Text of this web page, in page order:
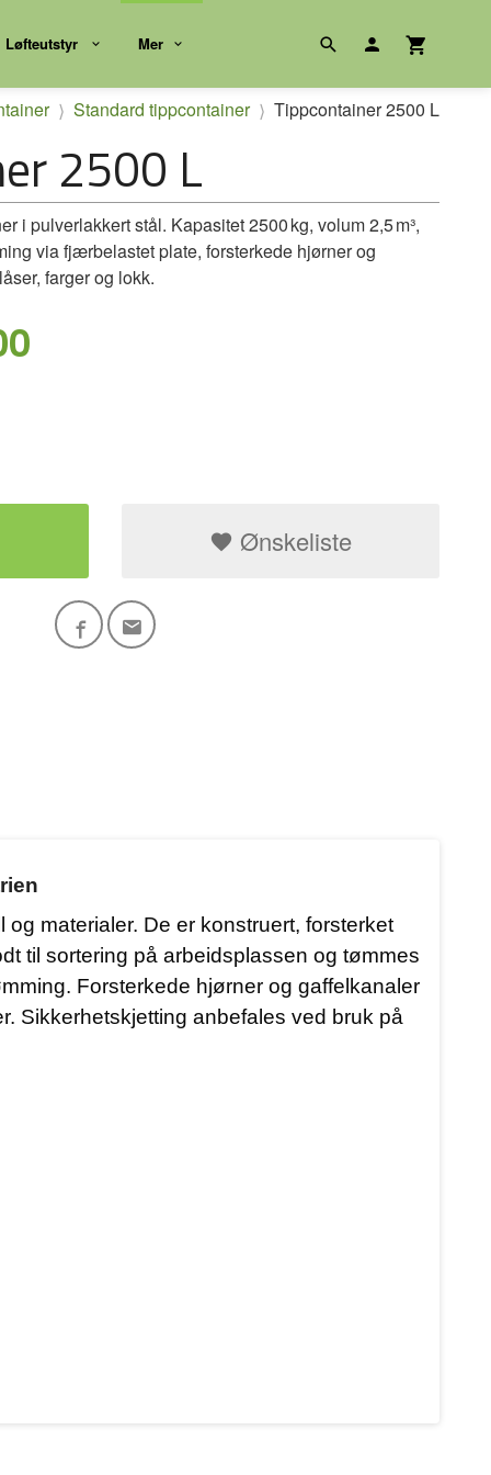
Løfteutstyr Mer
Standard tippcontainer Tippcontainer 2500 L
2500 L
i pulver­lakkert stål. Kapasitet 2500 kg, volum 2,5 m³,
via fjærbelastet plate, forsterkede hjørner og
farger og lokk.
Ønskeliste
materialer. De er konstruert, forsterket
til sortering på arbeidsplassen og tømmes
Forsterkede hjørner og gaffelkanaler
Sikkerhetskjetting anbefales ved bruk på